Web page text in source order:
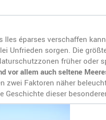
Iles éparses verschaffen
Unfrieden sorgen. Die
früher oder
vor allem auch seltene
Faktoren näher
Geschichte dieser